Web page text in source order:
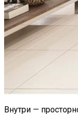
Внутри —